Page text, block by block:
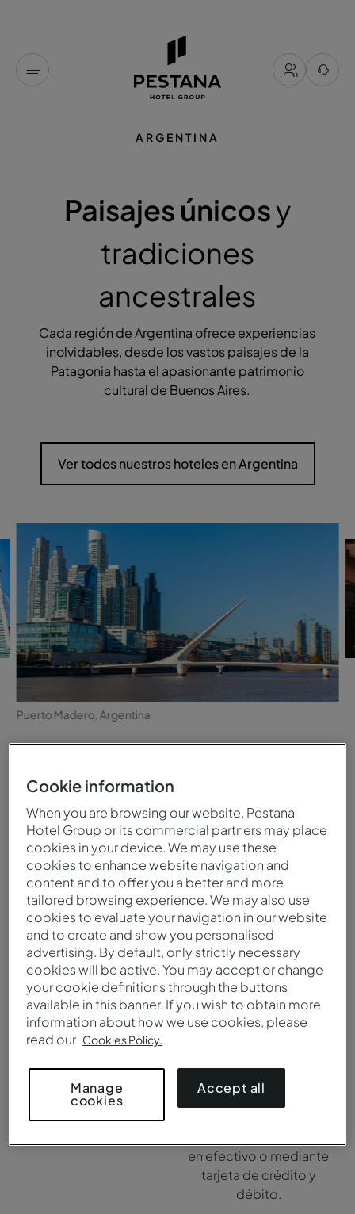
ARGENTINA
Paisajes únicosy
tradiciones
ancestrales
Cada región de Argentina ofrece experiencias
inolvidables, desde los vastos paisajes de la
Patagonia hasta el apasionante patrimonio
cultural de Buenos Aires.
Ver todos nuestros hoteles en Argentina
Puerto Madero, Argentina
Cuándo visitar
Puede visitar Argentina en
cualquier época del año,
tanto por los
impresionantes paisajes y
las reconocidas bodegas,
como por la vibrante vida
urbana y las actividades al
aire libre.
Clima
Con una gran diversidad,
varía desde subtropical en
el norte hasta polar en la
Patagonia. La región
central es templada, con
veranos calurosos e
inviernos frescos.
Idioma
El idioma oficial de
Argentina es el español,
que se habla en todas las
La moneda oficial de
Argentina es el peso
en efectivo o mediante
tarjeta de crédito y
débito.
Cookie information
When you are browsing our website, Pestana
Hotel Group or its commercial partners may place
cookies in your device. We may use these
cookies to enhance website navigation and
content and to offer you a better and more
tailored browsing experience. We may also use
cookies to evaluate your navigation in our website
and to create and show you personalised
advertising. By default, only strictly necessary
cookies will be active. You may accept or change
your cookie definitions through the buttons
available in this banner. If you wish to obtain more
information about how we use cookies, please
read our Cookies Policy.
Manage
cookies
Accept all